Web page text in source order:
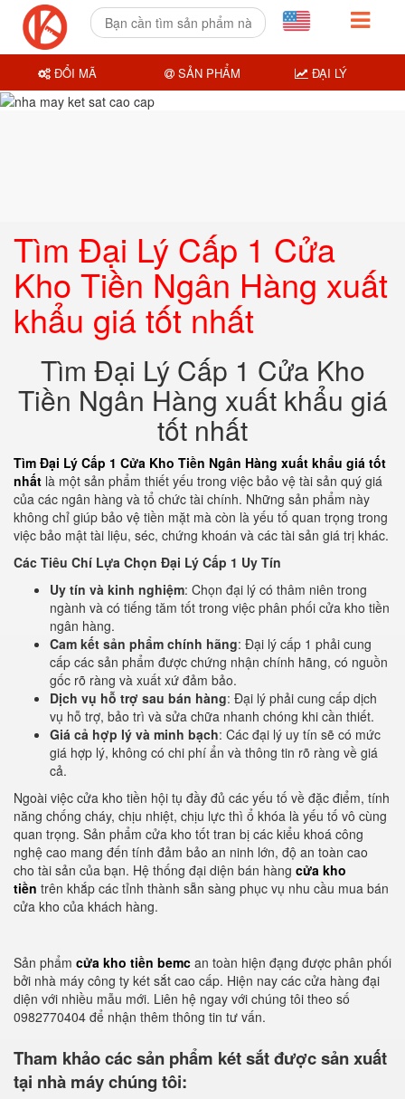
Tìm Đại Lý Cấp 1 Cửa
Kho Tiền Ngân Hàng xuất
khẩu giá tốt nhất
Tìm Đại Lý Cấp 1 Cửa Kho
Tiền Ngân Hàng xuất khẩu giá
tốt nhất
Tìm Đại Lý Cấp 1 Cửa Kho Tiền Ngân Hàng xuất khẩu giá tốt
nhất là một sản phẩm thiết yếu trong việc bảo vệ tài sản quý giá
của các ngân hàng và tổ chức tài chính. Những sản phẩm này
không chỉ giúp bảo vệ tiền mặt mà còn là yếu tố quan trọng trong
việc bảo mật tài liệu, séc, chứng khoán và các tài sản giá trị khác.
Các Tiêu Chí Lựa Chọn Đại Lý Cấp 1 Uy Tín
Uy tín và kinh nghiệm: Chọn đại lý có thâm niên trong
ngành và có tiếng tăm tốt trong việc phân phối cửa kho tiền
ngân hàng.
Cam kết sản phẩm chính hãng: Đại lý cấp 1 phải cung
cấp các sản phẩm được chứng nhận chính hãng, có nguồn
gốc rõ ràng và xuất xứ đảm bảo.
Dịch vụ hỗ trợ sau bán hàng: Đại lý phải cung cấp dịch
vụ hỗ trợ, bảo trì và sửa chữa nhanh chóng khi cần thiết.
Giá cả hợp lý và minh bạch: Các đại lý uy tín sẽ có mức
giá hợp lý, không có chi phí ẩn và thông tin rõ ràng về giá
cả.
Ngoài việc cửa kho tiền hội tụ đầy đủ các yếu tố về đặc điểm, tính
năng chống cháy, chịu nhiệt, chịu lực thì ổ khóa là yếu tố vô cùng
quan trọng. Sản phẩm cửa kho tốt tran bị các kiểu khoá công
nghệ cao mang đến tính đảm bảo an ninh lớn, độ an toàn cao
cho tài sản của bạn. Hệ thống đại diện bán hàng cửa kho
tiền trên khắp các tỉnh thành sẵn sàng phục vụ nhu cầu mua bán
cửa kho của khách hàng.
Sản phẩm cửa kho tiền bemc an toàn hiện đạng được phân phối
bởi nhà máy công ty két sắt cao cấp. Hiện nay các cửa hàng đại
diện với nhiều mẫu mới. Liên hệ ngay với chúng tôi theo số
0982770404 để nhận thêm thông tin tư vấn.
Tham khảo các sản phẩm két sắt được sản xuất
tại nhà máy chúng tôi:
ĐỔI MÃ SẢN PHẨM ĐẠI LÝ